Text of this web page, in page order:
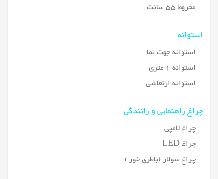
مخروط 55 سانت
استوانه
استوانه جهت نما
استوانه 1 متری
استوانه ارتعاشی
چراغ راهنمایی و رانندگی
چراغ لامپی
چراغ LED
چراغ سولار (باطری خور )